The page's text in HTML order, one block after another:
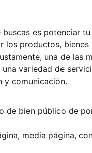
es potenciar
los productos, bienes
una de las
variedad de
y comunicación.
de bien público de
media página,